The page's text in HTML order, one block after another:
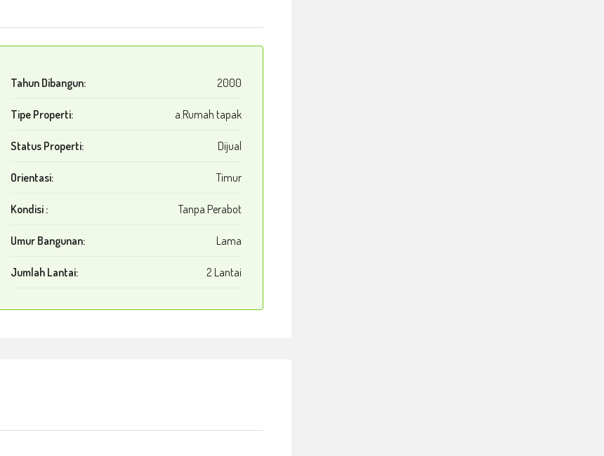
Tahun Dibangun: 2000
Tipe Properti: a.Rumah tapak
Status Properti: Dijual
Orientasi: Timur
Kondisi : Tanpa Perabot
Umur Bangunan: Lama
Jumlah Lantai: 2 Lantai